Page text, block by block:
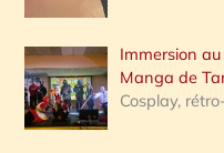
:
Immersion
Manga de
Cosplay,